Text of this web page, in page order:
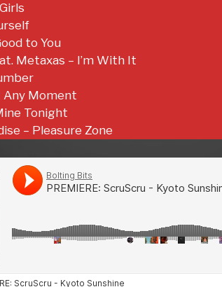
to You
Metaxas – I’m With It
Any Moment
Tonight
– Pleasure Zone